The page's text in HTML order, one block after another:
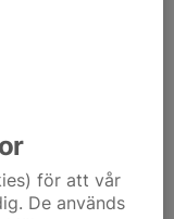
för att vår
De används